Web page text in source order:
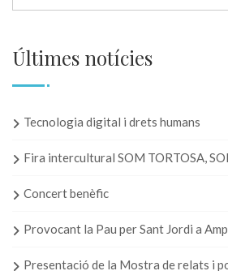
Últimes notícies
Tecnologia digital i drets humans
Fira intercultural SOM TORTOSA,
Concert benèfic
Provocant la Pau per Sant Jordi a
Presentació de la Mostra de relats i